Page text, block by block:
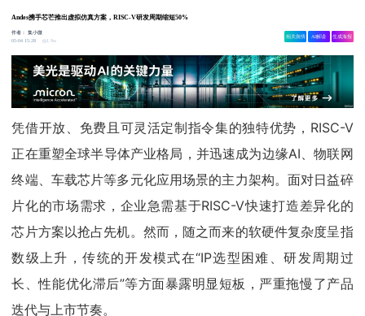
Andes携手芯芒推出虚拟仿真方案，RISC-V研发周期缩短50%
作者：集小微
05-04 15:28
1.9w
相关舆情 AI解读 生成海报
凭借开放、免费且可灵活定制指令集的独特优势，RISC-V
正在重塑全球半导体产业格局，并迅速成为边缘AI、物联网
终端、车载芯片等多元化应用场景的主力架构。面对日益碎
片化的市场需求，企业急需基于RISC-V快速打造差异化的
芯片方案以抢占先机。然而，随之而来的软硬件复杂度呈指
数级上升，传统的开发模式在“IP选型困难、研发周期过
长、性能优化滞后”等方面暴露明显短板，严重拖慢了产品
迭代与上市节奏。